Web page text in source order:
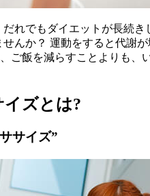
れでもダイエットが長続
んか？ 運動をすると代謝
ご飯を減らすことよりも
ズとは?
サイズ”